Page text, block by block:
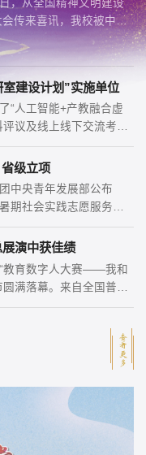
我国现代治水实践与未
破解课程思政改革“密
态保护和高质量发展
政学研协同助力黄河
战略的实践探索
教师专业数字化转型
，从全国精神文明建设
传来喜讯，我校被中央
想文化工作领导小组授予
明校园”荣誉称号。这是
精神文明建设领域取得的
荣誉，标志着学校精神
设...
建设计划”实施单位
“人工智能+产教融合虚
议及线上线下交流考察
单位，黄河水利职业
级立项
中央青年发展部公布
期社会实践志愿服务活
推普强国行实践团”...
演中获佳绩
教育数字人大赛——我和
满落幕。来自全国普通
等“4+N+1”分组架构...
查看更多